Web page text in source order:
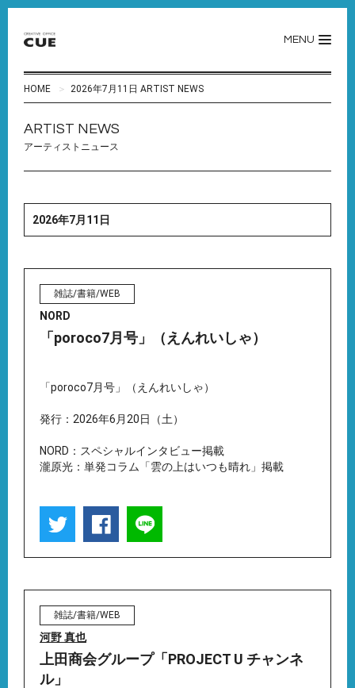
MENU
HOME 2026年7月11日 ARTIST NEWS
ARTIST NEWS
アーティストニュース
2026年7月11日
雑誌/書籍/WEB
NORD
「poroco7月号」（えんれいしゃ）
「poroco7月号」（えんれいしゃ）
発行：2026年6月20日（土）
NORD：スペシャルインタビュー掲載
瀧原光：単発コラム「雲の上はいつも晴れ」掲載
雑誌/書籍/WEB
河野 真也
上田商会グループ「PROJECT U チャンネ
ル」